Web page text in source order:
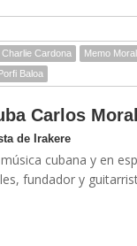
Charlie Cardona
Memo
Baloa
Carlos
de Irakere
cubana y en
fundador y